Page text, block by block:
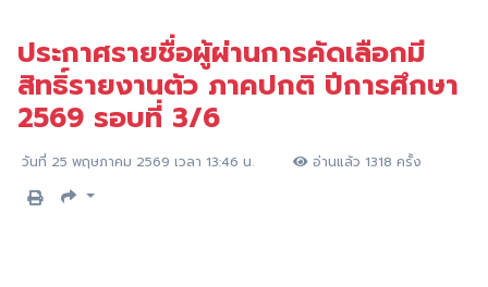
ประกาศรายชื่อผู้ผ่านการคัดเลือกมี
สิทธิ์รายงานตัว ภาคปกติ ปีการศึกษา
2569 รอบที่ 3/6
วันที่ 25 พฤษภาคม 2569 เวลา 13:46 น. อ่านแล้ว 1318 ครั้ง